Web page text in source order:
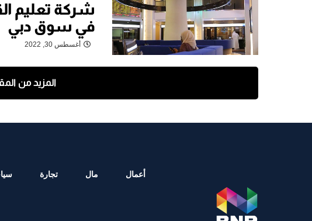
شركة تعليم
في سوق دبي
أغسطس 30, 2022
المزيد من
أعمال مال تجارة